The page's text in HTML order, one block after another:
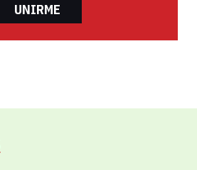
UNIRME